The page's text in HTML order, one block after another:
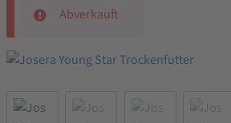
Abverkauft